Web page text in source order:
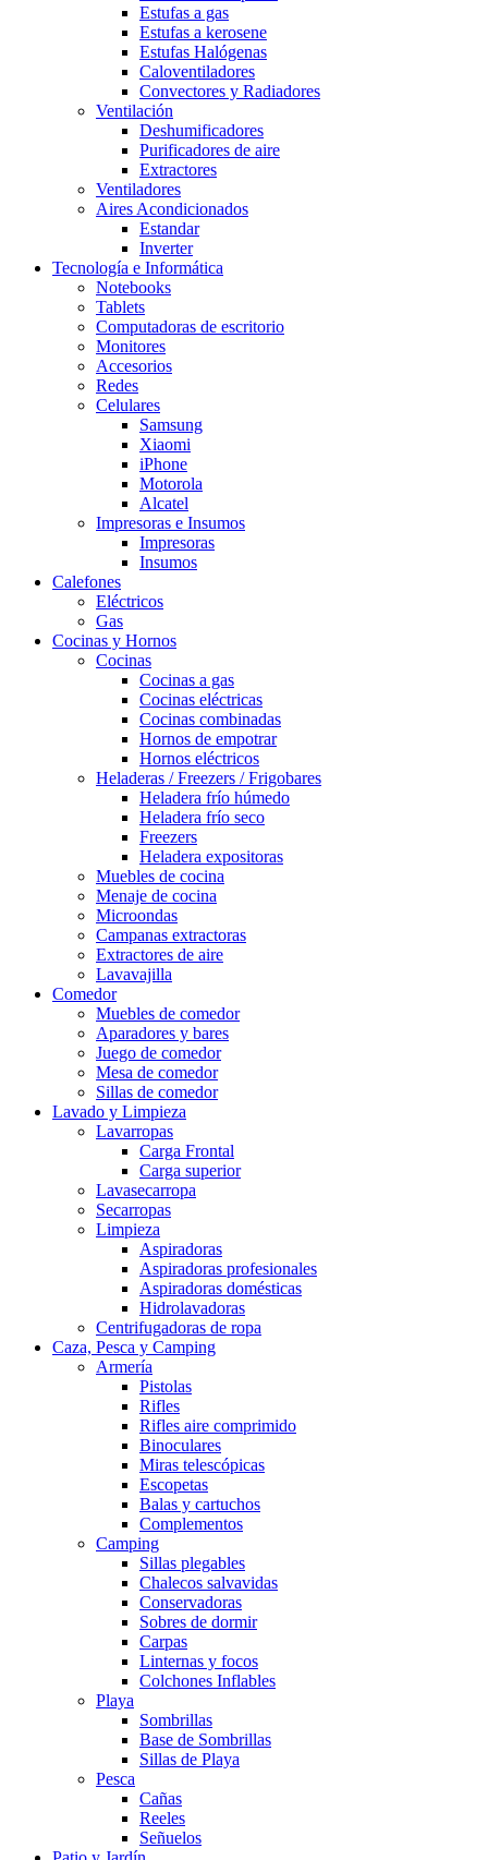
Estufas a gas
Estufas a kerosene
Estufas Halógenas
Caloventiladores
Convectores y Radiadores
Ventilación
Deshumificadores
Purificadores de aire
Extractores
Ventiladores
Aires Acondicionados
Estandar
Inverter
Tecnología e Informática
Notebooks
Tablets
Computadoras de escritorio
Monitores
Accesorios
Redes
Celulares
Samsung
Xiaomi
iPhone
Motorola
Alcatel
Impresoras e Insumos
Impresoras
Insumos
Calefones
Eléctricos
Gas
Cocinas y Hornos
Cocinas
Cocinas a gas
Cocinas eléctricas
Cocinas combinadas
Hornos de empotrar
Hornos eléctricos
Heladeras / Freezers / Frigobares
Heladera frío húmedo
Heladera frío seco
Freezers
Heladera expositoras
Muebles de cocina
Menaje de cocina
Microondas
Campanas extractoras
Extractores de aire
Lavavajilla
Comedor
Muebles de comedor
Aparadores y bares
Juego de comedor
Mesa de comedor
Sillas de comedor
Lavado y Limpieza
Lavarropas
Carga Frontal
Carga superior
Lavasecarropa
Secarropas
Limpieza
Aspiradoras
Aspiradoras profesionales
Aspiradoras domésticas
Hidrolavadoras
Centrifugadoras de ropa
Caza, Pesca y Camping
Armería
Pistolas
Rifles
Rifles aire comprimido
Binoculares
Miras telescópicas
Escopetas
Balas y cartuchos
Complementos
Camping
Sillas plegables
Chalecos salvavidas
Conservadoras
Sobres de dormir
Carpas
Linternas y focos
Colchones Inflables
Playa
Sombrillas
Base de Sombrillas
Sillas de Playa
Pesca
Cañas
Reeles
Señuelos